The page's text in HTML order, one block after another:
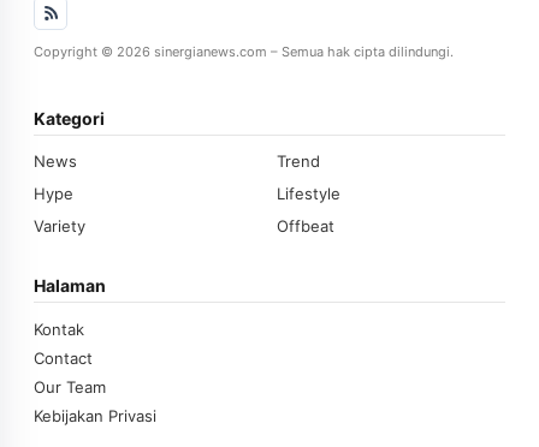
Copyright © 2026 sinergianews.com – Semua hak cipta dilindungi.
Kategori
News
Trend
Hype
Lifestyle
Variety
Offbeat
Halaman
Kontak
Contact
Our Team
Kebijakan Privasi